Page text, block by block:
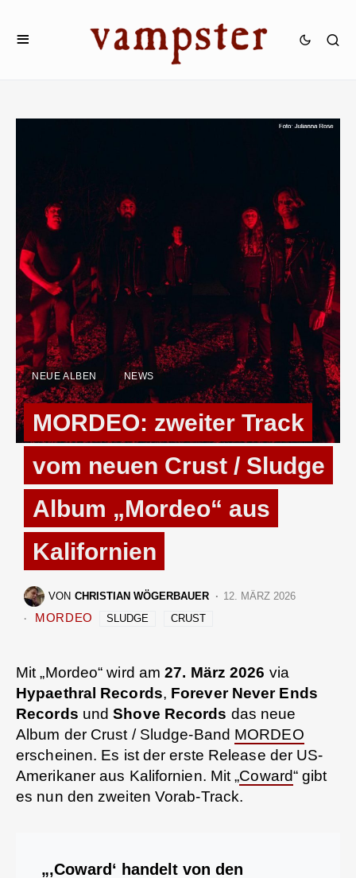
NEUE ALBEN NEWS
MORDEO: zweiter Track
vom neuen Crust / Sludge
Album „Mordeo“ aus
Kalifornien
VON CHRISTIAN WÖGERBAUER 12. MÄRZ 2026
MORDEO SLUDGE CRUST
Mit „Mordeo“ wird am27. März 2026 via
Hypaethral Records, Forever Never Ends
Records undShove Records das neue
Album der Crust / Sludge-Band MORDEO
erscheinen. Es ist der erste Release der US-
Amerikaner aus Kalifornien. Mit „Coward“ gibt
es nun den zweiten Vorab-Track.
„‚Coward‘ handelt von den